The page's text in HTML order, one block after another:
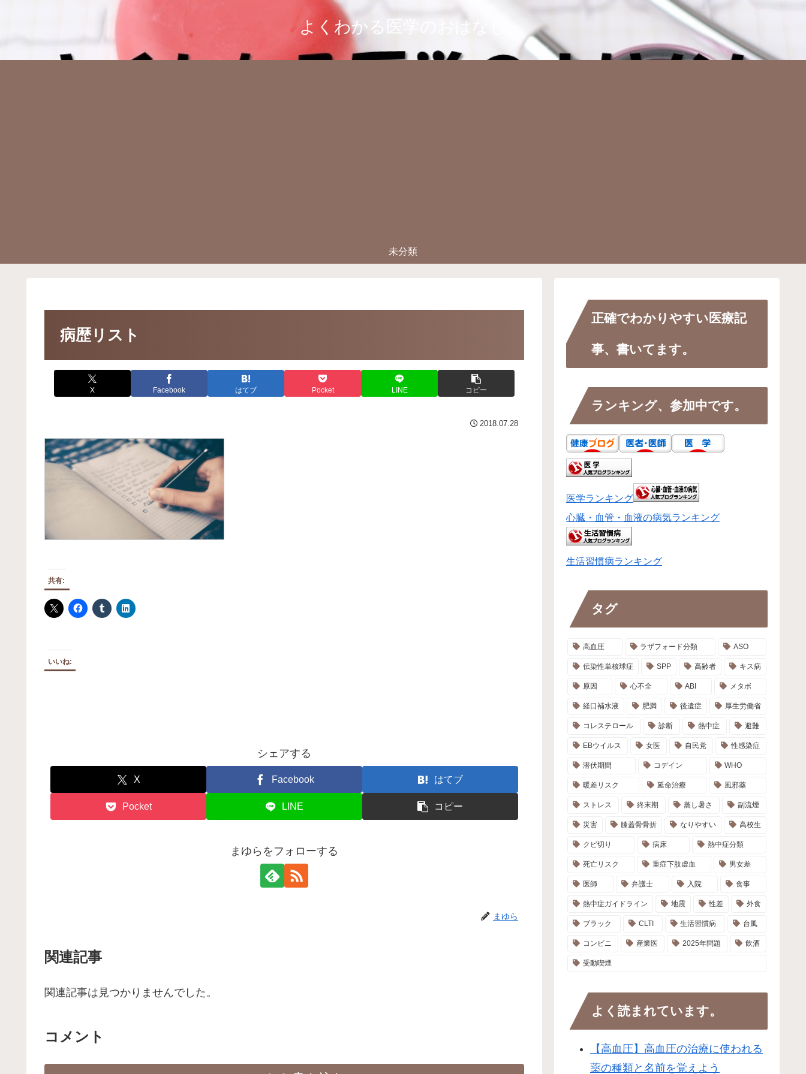
よくわかる医学のおはなし
未分類
病歴リスト
X Facebook はてブ Pocket LINE コピー
2018.07.28
共有:
いいね:
シェアする
X Facebook はてブ
Pocket LINE コピー
まゆらをフォローする
まゆら
関連記事
関連記事は見つかりませんでした。
コメント
正確でわかりやすい医療記
事、書いてます。
ランキング、参加中です。
医学ランキング
心臓・血管・血液の病気ランキング
生活習慣病ランキング
タグ
高血圧 ラザフォード分類 ASO
伝染性単核球症 SPP 高齢者 キス病
原因 心不全 ABI メタボ
経口補水液 肥満 後遺症 厚生労働省
コレステロール 診断 熱中症 避難
EBウイルス 女医 自民党 性感染症
潜伏期間 コデイン WHO
暖差リスク 延命治療 風邪薬
ストレス 終末期 蒸し暑さ 副流煙
災害 膝蓋骨骨折 なりやすい 高校生
クビ切り 病床 熱中症分類
死亡リスク 重症下肢虚血 男女差
医師 弁護士 入院 食事
熱中症ガイドライン 地震 性差 外食
ブラック CLTI 生活習慣病 台風
コンビニ 産業医 2025年問題 飲酒
受動喫煙
よく読まれています。
【高血圧】高血圧の治療に使われる
薬の種類と名前を覚えよう